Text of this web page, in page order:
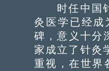
时任中国针
灸医学已经成
碑，意义十分
家成立了针灸
重视，在世界